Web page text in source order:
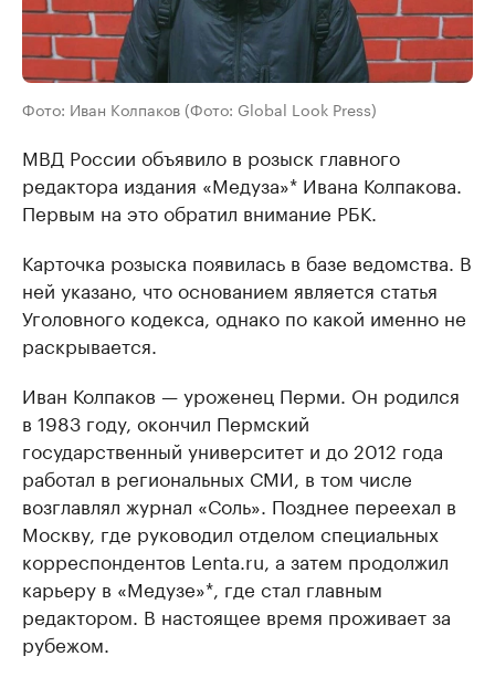
Фото: Иван Колпаков (Фото: Global Look Press)
МВД России объявило в розыск главного
редактора издания «Медуза»* Ивана Колпакова.
Первым на это обратил внимание РБК.
Карточка розыска появилась в базе ведомства. В
ней указано, что основанием является статья
Уголовного кодекса, однако по какой именно не
раскрывается.
Иван Колпаков — уроженец Перми. Он родился
в 1983 году, окончил Пермский
государственный университет и до 2012 года
работал в региональных СМИ, в том числе
возглавлял журнал «Соль». Позднее переехал в
Москву, где руководил отделом специальных
корреспондентов Lenta.ru, а затем продолжил
карьеру в «Медузе»*, где стал главным
редактором. В настоящее время проживает за
рубежом.